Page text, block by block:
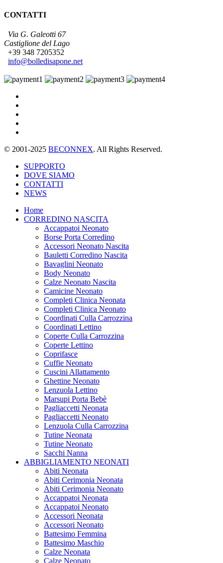
CONTATTI
Via G. Galeotti 67
Castiglione del Lago
+39 348 7205352
info@bolledisapone.net
© 2001-2025 BECONNEX. All Rights Reserved.
SUPPORTO
DOVE SIAMO
CONTATTI
NEWS
Home
CORREDINO NASCITA
Accappatoi Neonato
Borse Porta Corredino
Accessori Neonato Nascita
Bauletti Corredino Nascita
Bavaglini Neonato
Body Neonato
Calze Neonato Nascita
Camicine Neonato
Completi Clinica Neonata
Completi Clinica Neonato
Coordinati Culla Carrozzina
Coordinati Lettino
Coperte Culla Carrozzina
Coperte Lettino
Coprifasce
Cuffie Neonato
Cuscini Allattamento
Ghettine Neonato
Lenzuola Lettino
Marsupi Porta Bebè
Pagliaccetti Neonata
Pagliaccetti Neonato
Lenzuola Culla Carrozzina
Tutine Neonata
Tutine Neonato
Sacchi Nanna
ABBIGLIAMENTO NEONATI
Abiti Neonata
Abiti Cerimonia Neonata
Abiti Cerimonia Neonato
Accappatoi Neonata
Accappatoi Neonato
Accessori Neonata
Accessori Neonato
Battesimo Femmina
Battesimo Maschio
Calze Neonata
Calze Neonato